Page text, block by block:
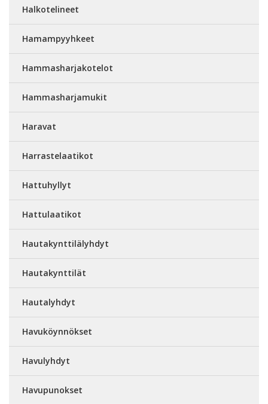
Halkotelineet
Hamampyyhkeet
Hammasharjakotelot
Hammasharjamukit
Haravat
Harrastelaatikot
Hattuhyllyt
Hattulaatikot
Hautakynttilälyhdyt
Hautakynttilät
Hautalyhdyt
Havuköynnökset
Havulyhdyt
Havupunokset